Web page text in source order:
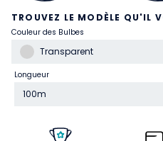
TROUVEZ LE MODÈLE QU'IL
Couleur des Bulbes
Transparent
Longueur
100m